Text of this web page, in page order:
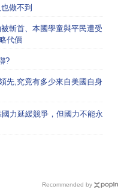
做不到
斬首、本國學童與平民遭受
代價
?
先,究竟有多少來自美國自身
力延緩競爭，但國力不能永
Recommended by